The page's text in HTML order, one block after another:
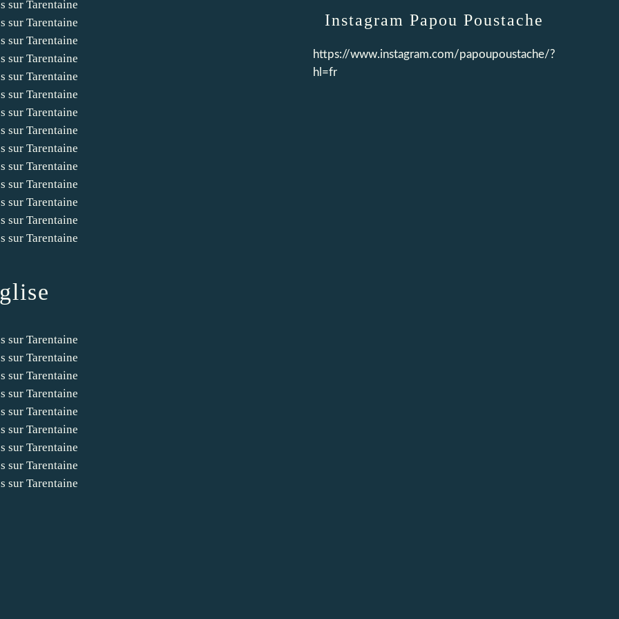
Instagram Papou Poustache
https://www.instagram.com/papoupoustache/?
hl=fr